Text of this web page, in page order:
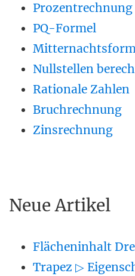
Prozentrechnung
PQ-Formel
Nullstellen
Rationale Zahlen
Bruchrechnung
Zinsrechnung
Neue Artikel
Flächeninhalt
Trapez ▷